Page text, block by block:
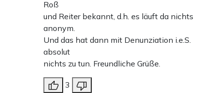
Roß
und Reiter bekannt, d.h. es läuft da nichts
anonym.
Und das hat dann mit Denunziation i.e.S.
absolut
nichts zu tun. Freundliche Grüße.
3